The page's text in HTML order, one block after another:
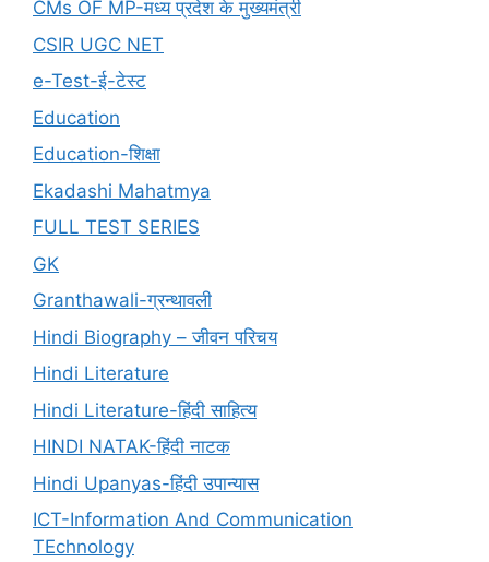
CMs OF MP-मध्य प्रदेश के मुख्यमंत्री
CSIR UGC NET
e-Test-ई-टेस्ट
Education
Education-शिक्षा
Ekadashi Mahatmya
FULL TEST SERIES
GK
Granthawali-ग्रन्थावली
Hindi Biography – जीवन परिचय
Hindi Literature
Hindi Literature-हिंदी साहित्य
HINDI NATAK-हिंदी नाटक
Hindi Upanyas-हिंदी उपान्यास
ICT-Information And Communication
TEchnology